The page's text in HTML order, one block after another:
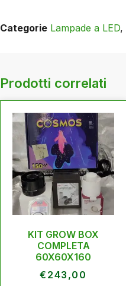
Categorie Lampade a LED,
Prodotti correlati
KIT GROW BOX
COMPLETA
60X60X160
€ 243,00